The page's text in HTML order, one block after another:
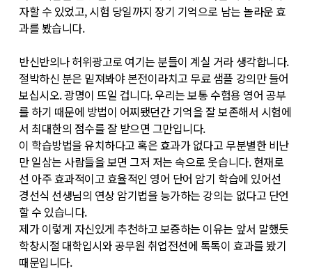
자할 수 있었고, 시험 당일까지 장기 기억으로 남는 놀라운 효
과를 봤습니다.
반신반의나 허위광고로 여기는 분들이 계실 거라 생각합니다.
절박하신 분은 밑져봐야 본전이라치고 무료 샘플 강의만 들어
보십시오. 광명이 뜨일 겁니다. 우리는 보통 수험용 영어 공부
를 하기 때문에 방법이 어찌됐던간 기억을 잘 보존해서 시험에
서 최대한의 점수를 잘 받으면 그만입니다.
이 학습방법을 유치하다고 혹은 효과가 없다고 무분별한 비난
만 일삼는 사람들을 보면 그저 저는 속으로 웃습니다. 현재로
선 아주 효과적이고 효율적인 영어 단어 암기 학습에 있어선
경선식 선생님의 연상 암기법을 능가하는 강의는 없다고 단언
할 수 있습니다.
제가 이렇게 자신있게 추천하고 보증하는 이유는 앞서 말했듯
학창시절 대학입시와 공무원 취업전선에 톡톡이 효과를 봤기
때문입니다.